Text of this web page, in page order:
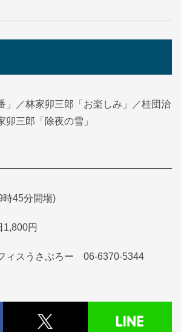
」／林家卯三郎「お楽しみ」／桂団治
卯三郎「除夜の雪」
時45分開場)
円
ィスうさぶろー 06-6370-5344